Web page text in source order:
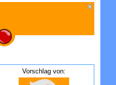
Vorschlag von: